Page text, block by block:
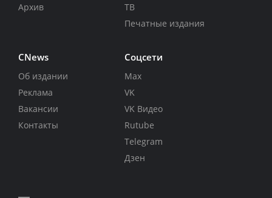
Архив
ТВ
Печатные издания
CNews
Об издании
Реклама
Вакансии
Контакты
Соцсети
Max
VK
VK Видео
Rutube
Telegram
Дзен